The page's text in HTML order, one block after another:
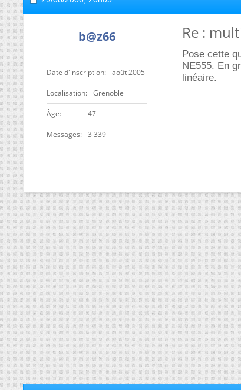
b@z66
Date d'inscription août 2005
Localisation Grenoble
ge 47
Messages 3 339
Re :
Pose cette
NE555. En
linéaire.